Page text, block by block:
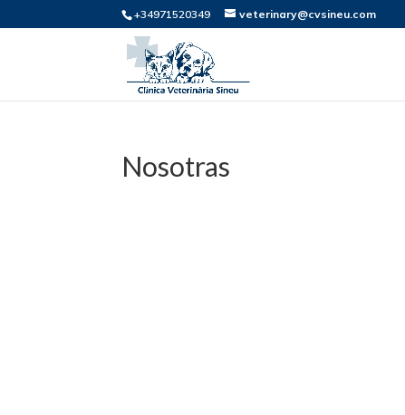
+34971520349 veterinary@cvsineu.com
Nosotras